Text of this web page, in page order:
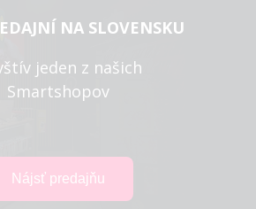
NA SLOVENSKU
jeden z našich
Smartshopov